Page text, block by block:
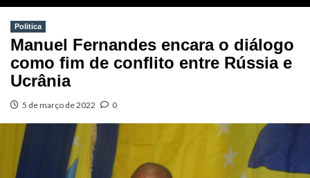
Politica
Manuel Fernandes encara o diálogo
como fim de conflito entre Rússia e
Ucrânia
5 de março de 2022 0